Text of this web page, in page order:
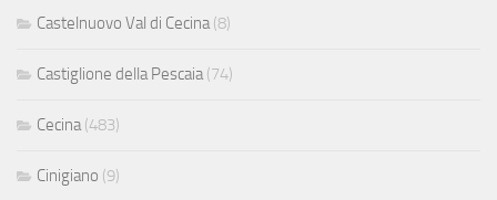
Castelnuovo Val di Cecina (8)
Castiglione della Pescaia (74)
Cecina (483)
Cinigiano (9)